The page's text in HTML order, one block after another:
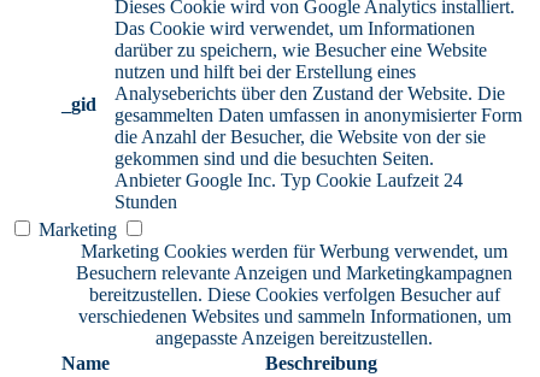
_gid
Dieses Cookie wird von Google Analytics installiert.
Das Cookie wird verwendet, um Informationen
darüber zu speichern, wie Besucher eine Website
nutzen und hilft bei der Erstellung eines
Analyseberichts über den Zustand der Website. Die
gesammelten Daten umfassen in anonymisierter Form
die Anzahl der Besucher, die Website von der sie
gekommen sind und die besuchten Seiten.
Anbieter Google Inc. Typ Cookie Laufzeit 24
Stunden
Marketing
Marketing Cookies werden für Werbung verwendet, um
Besuchern relevante Anzeigen und Marketingkampagnen
bereitzustellen. Diese Cookies verfolgen Besucher auf
verschiedenen Websites und sammeln Informationen, um
angepasste Anzeigen bereitzustellen.
Name
Beschreibung